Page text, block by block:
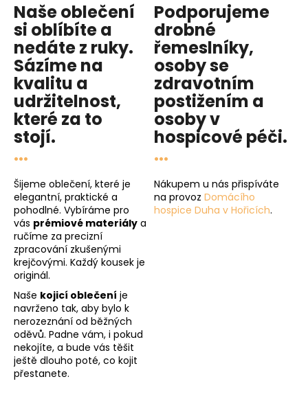
Naše oblečení
si oblíbíte a
nedáte z ruky.
Sázíme na
kvalitu a
udržitelnost,
které za to
stojí.
...
Šijeme oblečení, které je
elegantní, praktické a
pohodlné. Vybíráme pro
vás prémiové materiály a
ručíme za precizní
zpracování zkušenými
krejčovými. Každý kousek je
originál.
Naše kojicí oblečení je
navrženo tak, aby bylo k
nerozeznání od běžných
oděvů. Padne vám, i pokud
nekojíte, a bude vás těšit
ještě dlouho poté, co kojit
přestanete.
Podporujeme
drobné
řemeslníky,
osoby se
zdravotním
postižením a
osoby v
hospicové péči.
...
Nákupem u nás přispíváte
na provoz Domácího
hospice Duha v Hořicích.